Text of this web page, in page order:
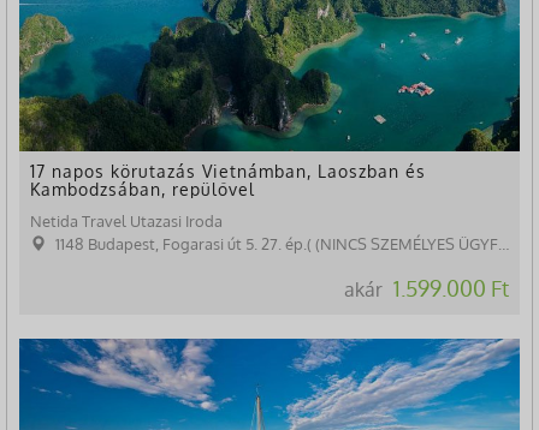
17 napos körutazás Vietnámban, Laoszban és
Kambodzsában, repülővel
Netida Travel Utazasi Iroda
1148 Budapest, Fogarasi út 5. 27. ép.( (NINCS SZEMÉLYES ÜGYFÉLFOGADÁS)
akár 1.599.000 Ft